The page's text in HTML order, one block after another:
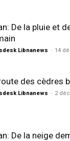
De la pluie et
Libnanews - 14
des cèdres
Libnanews - 2
De la neige